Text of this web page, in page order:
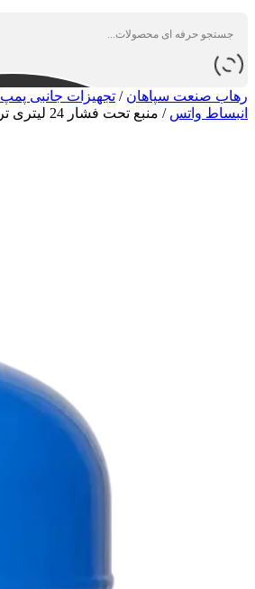
رهاب صنعت سپاهان / تجهیزات جانبی پمپ
انبساط واتس / منبع تحت فشار 24 لیتری ترکیه (WATES)